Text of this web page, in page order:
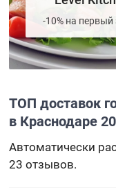
-10% на первый
ТОП доставок
в Краснодаре
Автоматически
23 отзывов.